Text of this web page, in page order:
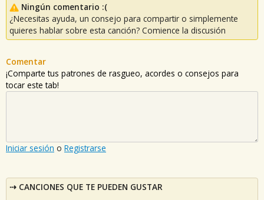
Ningún comentario :(
¿Necesitas ayuda, un consejo para compartir o simplemente
quieres hablar sobre esta canción? Comience la discusión
Comentar
¡Comparte tus patrones de rasgueo, acordes o consejos para
tocar este tab!
Iniciar sesión o Registrarse
CANCIONES QUE TE PUEDEN GUSTAR